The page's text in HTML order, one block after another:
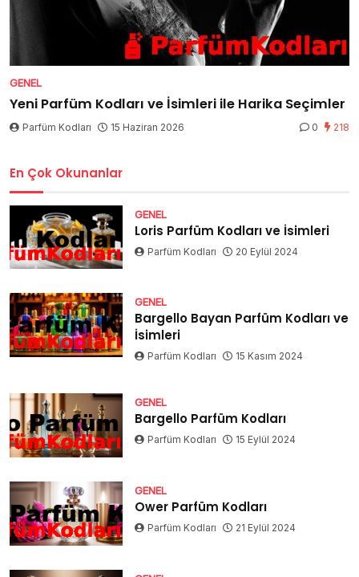
GENEL
Yeni Parfüm Kodları ve İsimleri ile Harika Seçimler
Parfüm Kodları 15 Haziran 2026 0 218
En Çok Okunanlar
GENEL
Loris Parfüm Kodları ve İsimleri
Parfüm Kodları 20 Eylül 2024
GENEL
Bargello Bayan Parfüm Kodları ve
İsimleri
Parfüm Kodları 15 Kasım 2024
GENEL
Bargello Parfüm Kodları
Parfüm Kodları 15 Eylül 2024
GENEL
Ower Parfüm Kodları
Parfüm Kodları 21 Eylül 2024